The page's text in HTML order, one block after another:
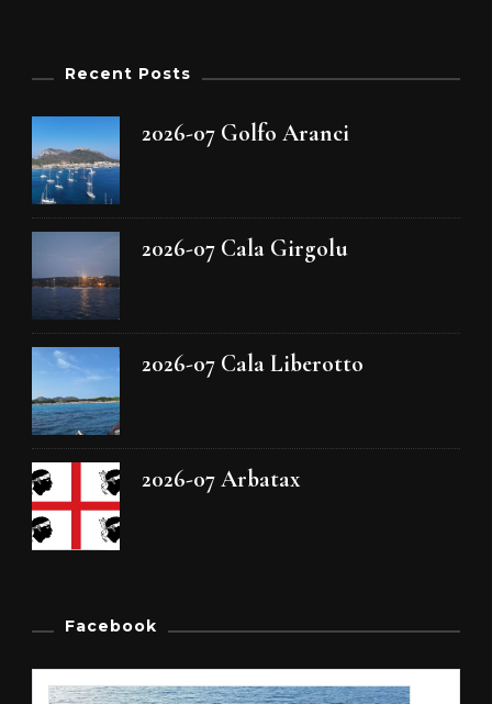
Recent Posts
2026-07 Golfo Aranci
2026-07 Cala Girgolu
2026-07 Cala Liberotto
2026-07 Arbatax
Facebook